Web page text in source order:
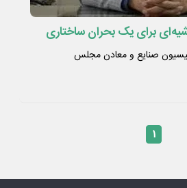
برای یک بحران ساختاری
صنایع و معادن مجلس
۱